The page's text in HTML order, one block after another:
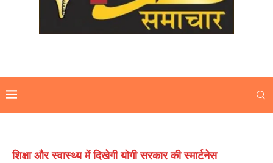
शिक्षा और स्वास्थ्य में दिखेगी योगी सरकार की स्मार्टनेस